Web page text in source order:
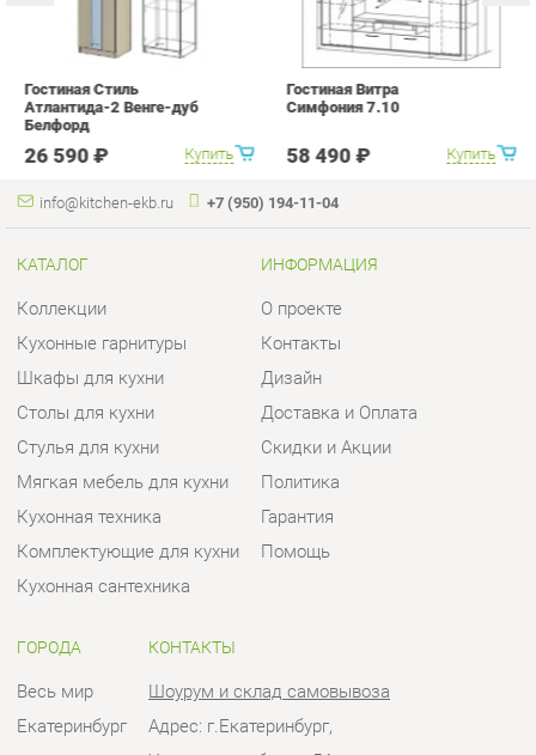
info@kitchen-ekb.ru
Коллекции
Кухонные гарнитуры
Столы для кухни
Мягкая мебель для кухни
Кухонная техника
Комплектующие для кухни
Кухонная сантехника
ИНФОРМАЦИЯ
О проекте
Контакты
Доставка и Оплата
Политика
Гарантия
Помощь
ГОРОДА
Весь мир
Екатеринбург
Шоурум и склад самовывоза
Адрес: г.Екатеринбург,
Уральских рабочих, 54
Телефон: +7 (950) 194-11-04
Пн - Пт:10:00 - 20:00 (GMT+5)